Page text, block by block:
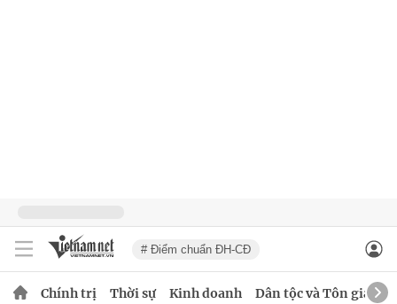
# Điểm chuẩn ĐH-CĐ
Chính trị Thời sự Kinh doanh Dân tộc và Tôn giáo